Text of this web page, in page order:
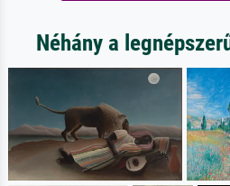
Néhány a